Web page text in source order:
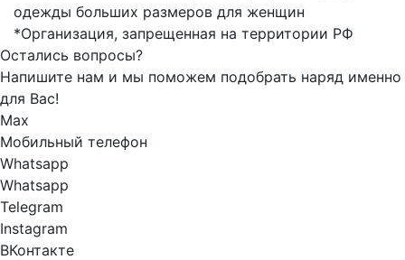
одежды больших размеров для женщин
*Организация, запрещенная на территории РФ
Остались вопросы?
Напишите нам и мы поможем подобрать наряд именно
для Вас!
Max
Мобильный телефон
Whatsapp
Whatsapp
Telegram
Instagram
ВКонтакте